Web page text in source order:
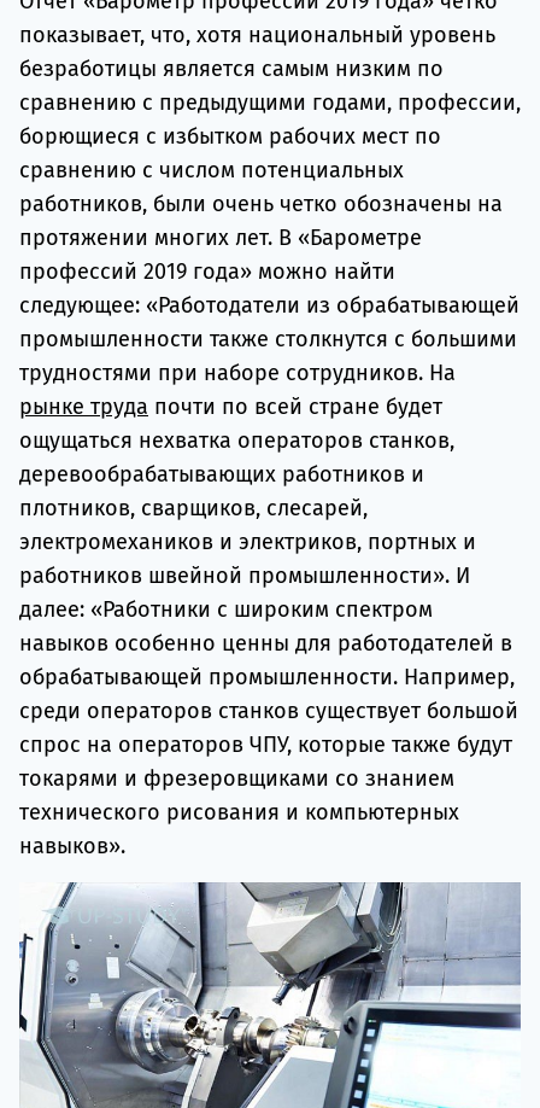
показывает, что, хотя национальный уровень
безработицы является самым низким по
сравнению с предыдущими годами, профессии,
борющиеся с избытком рабочих мест по
сравнению с числом потенциальных
работников, были очень четко обозначены на
протяжении многих лет. В «Барометре
профессий 2019 года» можно найти
следующее: «Работодатели из обрабатывающей
промышленности также столкнутся с большими
трудностями при наборе сотрудников. На
рынке труда почти по всей стране будет
ощущаться нехватка операторов станков,
деревообрабатывающих работников и
плотников, сварщиков, слесарей,
электромехаников и электриков, портных и
работников швейной промышленности». И
далее: «Работники с широким спектром
навыков особенно ценны для работодателей в
обрабатывающей промышленности. Например,
среди операторов станков существует большой
спрос на операторов ЧПУ, которые также будут
токарями и фрезеровщиками со знанием
технического рисования и компьютерных
навыков».